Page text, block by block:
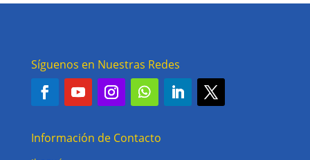
Síguenos en Nuestras Redes
Información de Contacto